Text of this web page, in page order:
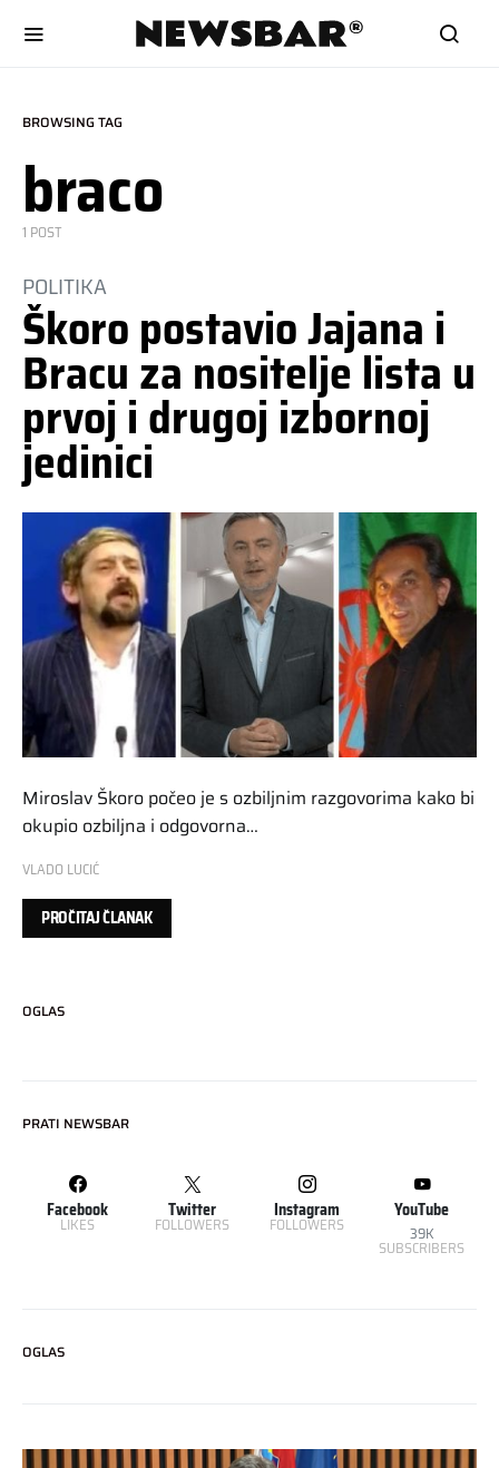
BROWSING TAG
braco
1 POST
POLITIKA
Škoro postavio Jajana i
Bracu za nositelje lista u
prvoj i drugoj izbornoj
jedinici
Miroslav Škoro počeo je s ozbiljnim razgovorima kako bi
okupio ozbiljna i odgovorna…
VLADO LUCIĆ
PROČITAJ ČLANAK
OGLAS
PRATI NEWSBAR
Facebook
LIKES
Twitter
FOLLOWERS
Instagram
FOLLOWERS
YouTube
39K
SUBSCRIBERS
OGLAS